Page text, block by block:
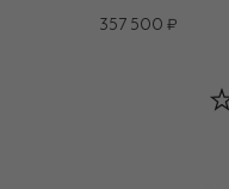
357 500 ₽